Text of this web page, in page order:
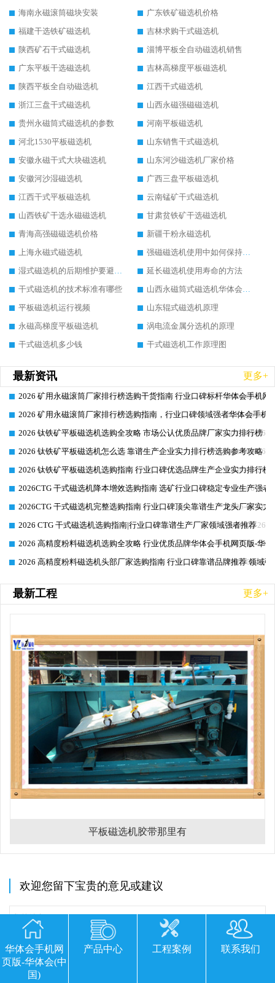
海南永磁滚筒磁块安装
广东铁矿磁选机价格
福建干选铁矿磁选机
吉林求购干式磁选机
陕西矿石干式磁选机
淄博平板全自动磁选机销售
广东平板干选磁选机
吉林高梯度平板磁选机
陕西平板全自动磁选机
江西干式磁选机
浙江三盘干式磁选机
山西永磁强磁磁选机
贵州永磁筒式磁选机的参数
河南平板磁选机
河北1530平板磁选机
山东销售干式磁选机
安徽永磁干式大块磁选机
山东河沙磁选机厂家价格
安徽河沙湿磁选机
广西三盘平板磁选机
江西干式平板磁选机
云南锰矿干式磁选机
山西铁矿干选永磁磁选机
甘肃贫铁矿干选磁选机
青海高强磁磁选机价格
新疆干粉永磁选机
上海永磁式磁选机
强磁磁选机使用中如何保持其顺畅运行
湿式磁选机的后期维护要避开哪些坑
延长磁选机使用寿命的方法
干式磁选机的技术标准有哪些
山西永磁筒式磁选机华体会手机网页版-华体会(中国)
平板磁选机运行视频
山东辊式磁选机原理
永磁高梯度平板磁选机
涡电流金属分选机的原理
干式磁选机多少钱
干式磁选机工作原理图
最新资讯 更多+
2026-06-26
2026 矿用永磁滚筒厂家排行榜选购干货指南 行业口碑标杆华体会手机网
2026-06-26
2026 矿用永磁滚筒厂家排行榜选购指南，行业口碑领域强者华体会手机
2026-06-26
2026 钛铁矿平板磁选机选购全攻略 市场公认优质品牌厂家实力排行榜
2026-06-26
2026 钛铁矿平板磁选机怎么选 靠谱生产企业实力排行榜选购参考攻略
2026-06-26
2026 钛铁矿平板磁选机选购指南 行业口碑优选品牌生产企业实力排行榜
2026-06-26
2026CTG 干式磁选机降本增效选购指南 选矿行业口碑稳定专业生产强者
2026-06-26
2026CTG 干式磁选机完整选购指南 行业口碑顶尖靠谱生产龙头厂家实力
2026-06-26
2026 CTG 干式磁选机选购指南|行业口碑靠谱生产厂家领域强者推荐
2026-06-26
2026 高精度粉料磁选机选购全攻略 行业优质品牌华体会手机网页版-华
2026-06-26
2026 高精度粉料磁选机头部厂家选购指南 行业口碑靠谱品牌推荐 领域
最新工程 更多+
平板磁选机胶带那里有
欢迎您留下宝贵的意见或建议
华体会手机网
页版-华体会(中
国)
产品中心 工程案例 联系我们